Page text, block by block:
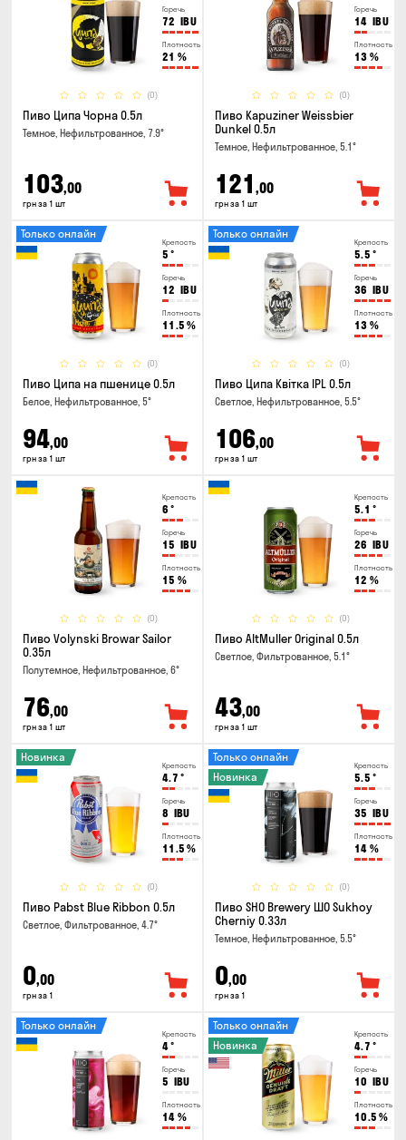
Горечь
72 IBU
Плотность
21 %
(0)
Пиво Ципа Чорна 0.5л
Темное, Нефильтрованное, 7.9°
103,00
грн за 1 шт
Горечь
14 IBU
Плотность
13 %
(0)
Пиво Kapuziner Weissbier
Dunkel 0.5л
Темное, Нефильтрованное, 5.1°
121 ,00
грн за 1 шт
Крепость
5 °
Горечь
12 IBU
Плотность
11.5 %
(0)
Только онлайн
Пиво Ципа на пшенице 0.5л
Белое, Нефильтрованное, 5°
94,00
грн за 1 шт
Крепость
5.5 °
Горечь
36 IBU
Плотность
13 %
(0)
Только онлайн
Пиво Ципа Квітка IPL 0.5л
Светлое, Нефильтрованное, 5.5°
106,00
грн за 1 шт
Крепость
6 °
Горечь
15 IBU
Плотность
15 %
(0)
Пиво Volynski Browar Sailor
0.35л
Полутемное, Нефильтрованное, 6°
76,00
грн за 1 шт
Крепость
5.1 °
Горечь
26 IBU
Плотность
12 %
(0)
Пиво AltMuller Original 0.5л
Светлое, Фильтрованное, 5.1°
43,00
грн за 1 шт
Крепость
4.7 °
Горечь
8 IBU
Плотность
11.5 %
(0)
Новинка
Пиво Pabst Blue Ribbon 0.5л
Светлое, Фильтрованное, 4.7°
0,00
грн за 1
Крепость
5.5 °
Горечь
35 IBU
Плотность
14 %
(0)
Только онлайн
Новинка
Пиво SHO Brewery ШО Sukhoy
Cherniy 0.33л
Темное, Нефильтрованное, 5.5°
0,00
грн за 1
Крепость
4°
Горечь
5 IBU
Плотность
14 %
Только онлайн
Крепость
4.7 °
Горечь
10 IBU
Плотность
10.5 %
Только онлайн
Новинка